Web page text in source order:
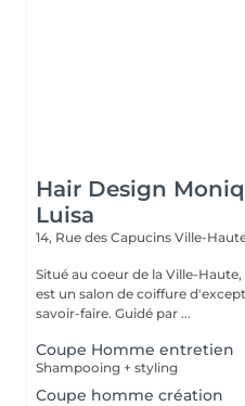
Hair Design
Luisa
14, Rue des Capucins Ville-Haute
Situé au coeur de la Ville-
est un salon de coiffure
savoir-faire. Guidé par ...
Coupe Homme entretien
Shampooing + styling
Coupe homme création